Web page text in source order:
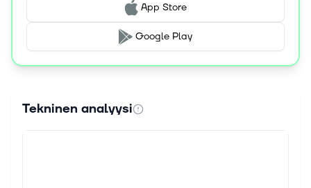
App Store
Google Play
Tekninen analyysi